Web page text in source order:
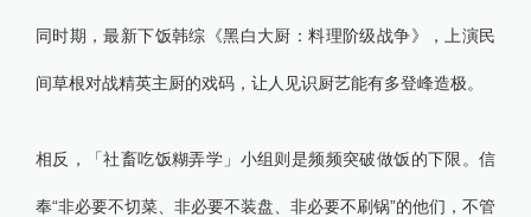
同时期，最新下饭韩综《黑白大厨：料理阶级战争》，上演民
间草根对战精英主厨的戏码，让人见识厨艺能有多登峰造极。
相反，「社畜吃饭糊弄学」小组则是频频突破做饭的下限。信
奉“非必要不切菜、非必要不装盘、非必要不刷锅”的他们，不管